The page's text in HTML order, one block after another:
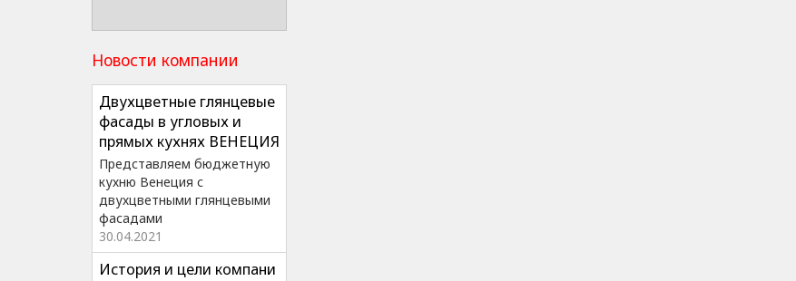
Новости компании
Двухцветные глянцевые
фасады в угловых и
прямых кухнях ВЕНЕЦИЯ
Представляем бюджетную
кухню Венеция с
двухцветными глянцевыми
фасадами
30.04.2021
История и цели компани